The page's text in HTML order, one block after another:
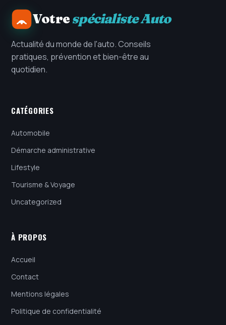
Votrespécialiste Auto
Actualité du monde de l'auto. Conseils
pratiques, prévention et bien-être au
quotidien.
CATÉGORIES
Automobile
Démarche administrative
Lifestyle
Tourisme & Voyage
Uncategorized
À PROPOS
Accueil
Contact
Mentions légales
Politique de confidentialité